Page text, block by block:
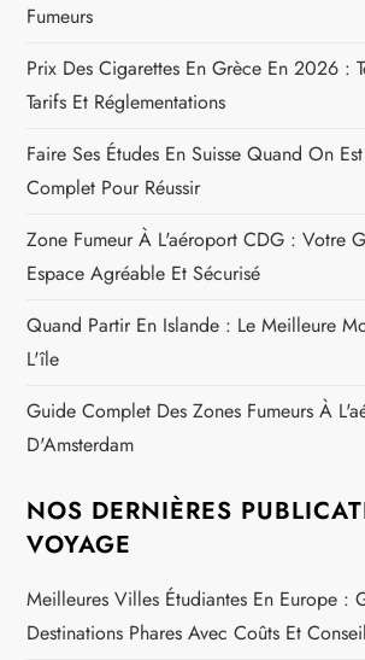
Fumeurs
Prix Des Cigarettes En Grèce En 2026 :
Tarifs Et Réglementations
Faire Ses Études En Suisse Quand On
Complet Pour Réussir
Zone Fumeur À L'aéroport CDG : Votre
Espace Agréable Et Sécurisé
Quand Partir En Islande : Le Meilleure
L'île
Guide Complet Des Zones Fumeurs À
D'Amsterdam
NOS DERNIÈRES
VOYAGE
Meilleures Villes Étudiantes En Europe :
Destinations Phares Avec Coûts Et